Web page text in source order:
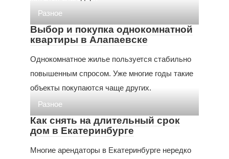
Разное
Выбор и покупка однокомнатной
квартиры в Алапаевске
Однокомнатное жилье пользуется стабильно
повышенным спросом. Уже многие годы такие
объекты покупаются чаще других.
Разное
Как снять на длительный срок
дом в Екатеринбурге
Многие арендаторы в Екатеринбурге нередко